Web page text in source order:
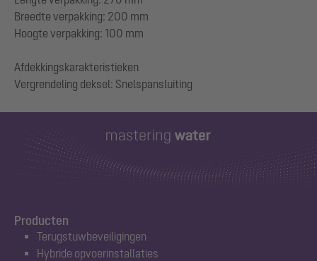
Breedte verpakking: 200 mm
Hoogte verpakking: 100 mm
Afdekkingskarakteristieken
Producten
Terugstuwbeveiligingen
Hybride opvoerinstallaties